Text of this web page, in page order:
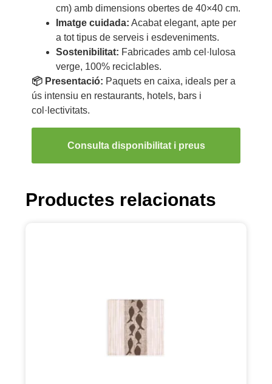
cm) amb dimensions obertes de 40×40 cm.
Imatge cuidada: Acabat elegant, apte per
a tot tipus de serveis i esdeveniments.
Sostenibilitat: Fabricades amb cel·lulosa
verge, 100% reciclables.
📦 Presentació: Paquets en caixa, ideals per a
ús intensiu en restaurants, hotels, bars i
col·lectivitats.
Consulta disponibilitat i preus
Productes relacionats